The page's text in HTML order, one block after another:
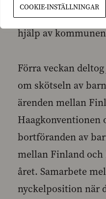
COOKIE-INSTÄLLNINGAR
lösa tvisten redan i
hjälp av
Förra veckan
om skötseln av
ärenden mellan
bortföranden av
mellan Finland och
året. Samarbete
nyckelposition när